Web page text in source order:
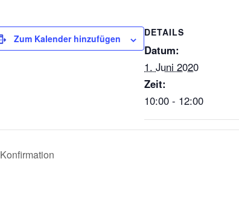
Zum Kalender hinzufügen
DETAILS
Datum:
1. Juni 2020
Zeit:
10:00 - 12:00
Konfirmation